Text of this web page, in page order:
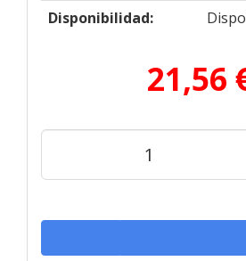
Disponibilidad:
21,56